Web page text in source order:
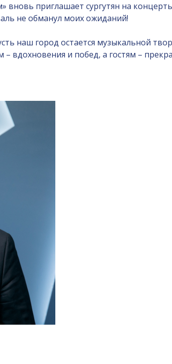
вновь приглашает сургутян на
не обманул моих ожиданий!
наш город остается музыкальной
вдохновения и побед, а гостям –